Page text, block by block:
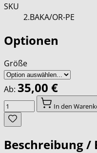
SKU
2.BAKA/OR-PE
Optionen
Größe
Ab: 35,00 €
Menge
In den
Beschreibung /